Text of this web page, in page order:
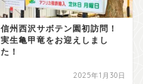
信州西沢サボテン園初訪問！
実生亀甲竜をお迎えしまし
た！
2025年1月30日